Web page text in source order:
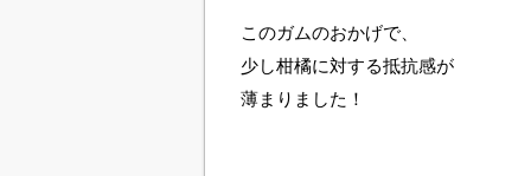
このガムのおかげで、
少し柑橘に対する抵抗感が
薄まりました！